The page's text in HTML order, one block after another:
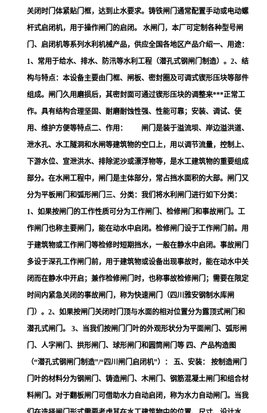
关闭时门体紧贴门框，达到止水要求。铸铁闸门通常配置手动或电动螺
杆式启闭机，用于操作闸门的启闭。 水闸门，本厂可定制各种型号闸
门、启闭机等系列水利机械产品，供应全国各地区产品介绍一、用途：
1、常用于给水、排水、防汛等水利工程（潜孔式钢闸门制造）。2、结
构与特点：本设备主要由门框、闸板、密封圈及可调式锲形压块等部件
组成。闸门久用磨损后，其密封面可通过锲形压块的调整来***正常工
作。具有结构合理坚固、耐磨耐蚀性强、性能可靠；安装、调试、使
用、维护方便等特点二、作用： 闸门是装于溢流坝、岸边溢洪道、
泄水孔、水工隧洞和水闸等建筑物的空口上，用以调节流量，控制上、
下游水位、宣泄洪水、排除泥沙或漂浮物等，是水工建筑物的重要组成
部分。在水闸工程中，闸门是主体部分，常占挡水面积的大部。闸门又
分为平板闸门和弧形闸门三、分类：我们将水利闸门进行如下分类：
1、如果按闸门的工作性质可分为工作闸门、检修闸门和事故闸门。工
作闸门也称主要闸门，能在动水中启闭。检修闸门设于工作闸门前。用
于建筑物或工作闸门等检修时短期挡水，一般在静水中启闭。事故闸门
多设于深孔工作闸门前，用于建筑物或设备出现事故时，能在动水中关
闭而在静水中开启；兼作检修闸门时，也称事故检修闸门；需要在限定
时间内紧急关闭的事故闸门，称为快速闸门（四川雅安钢制水库闸
门）。2、如果按闸门关闭时门顶与水面的相对位置分为露顶式闸门和
潜孔式闸门。 3、当我们按闸门门叶的外观形状分为平面闸门、弧形闸
门、人字闸门、拱形闸门、球形闸门和圆筒闸门等 四、产品构造图
（“潜孔式钢闸门制造”/“四川闸门启闭机”）： 五、安装： 按制造闸门
门叶的材料分为钢闸门、铸造闸门、木闸门、钢筋混凝土闸门和组合材
料闸门。对于翻板闸门可借助水力自动启闭，称为水力自动闸门。当我